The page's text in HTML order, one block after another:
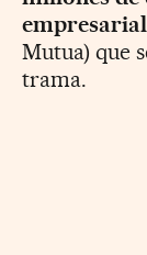
Mutua) que
trama.